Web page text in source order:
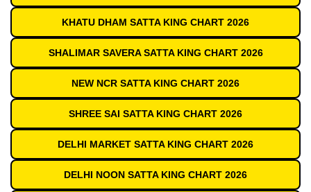
KHATU DHAM SATTA KING CHART 2026
SHALIMAR SAVERA SATTA KING CHART 2026
NEW NCR SATTA KING CHART 2026
SHREE SAI SATTA KING CHART 2026
DELHI MARKET SATTA KING CHART 2026
DELHI NOON SATTA KING CHART 2026